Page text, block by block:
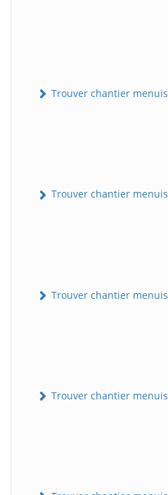
Trouver chantier
Trouver chantier
Trouver chantier
Trouver chantier